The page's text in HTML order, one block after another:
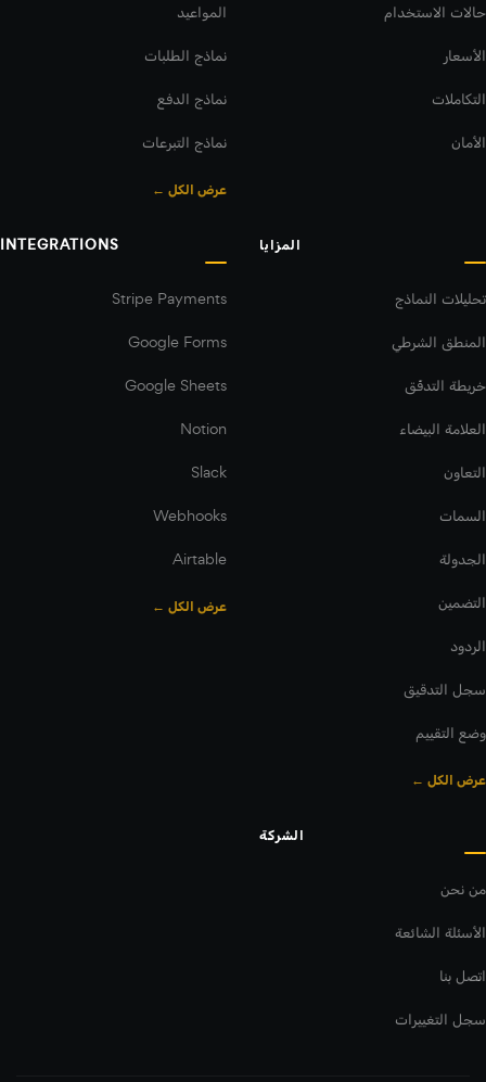
حالات الاستخدام
الأسعار
التكاملات
الأمان
المواعيد
نماذج الطلبات
نماذج الدفع
نماذج التبرعات
عرض الكل ←
المزايا
تحليلات النماذج
المنطق الشرطي
خريطة التدفّق
العلامة البيضاء
التعاون
السمات
الجدولة
التضمين
الردود
سجل التدقيق
وضع التقييم
عرض الكل ←
INTEGRATIONS
Stripe Payments
Google Forms
Google Sheets
Notion
Slack
Webhooks
Airtable
عرض الكل ←
الشركة
من نحن
الأسئلة الشائعة
اتصل بنا
سجل التغييرات